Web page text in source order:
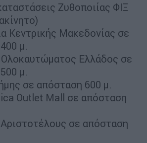
Ζυθοποιίας ΦΙΞ
Κεντρικής Μακεδονίας σε
μ.
Ελλάδος σε
μ.
σε απόσταση 600 μ.
Outlet Mall σε απόσταση
σε απόσταση